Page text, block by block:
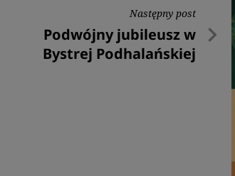
Następny post
Następny
post
Podwójny jubileusz w
Bystrej Podhalańskiej